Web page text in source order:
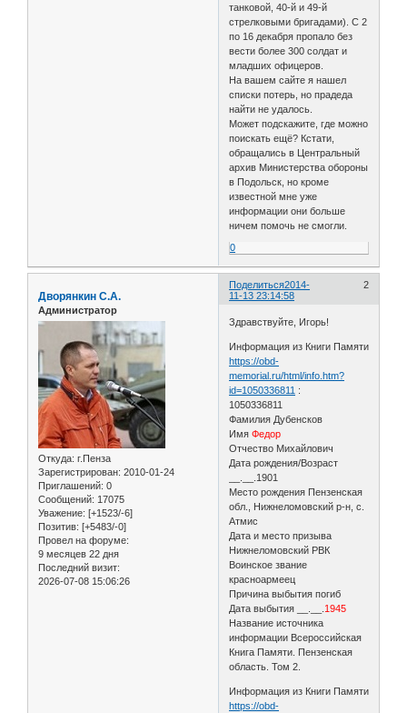
танковой, 40-й и 49-й
стрелковыми бригадами). С 2
по 16 декабря пропало без
вести более 300 солдат и
младших офицеров.
На вашем сайте я нашел
списки потерь, но прадеда
найти не удалось.
Может подскажите, где можно
поискать ещё? Кстати,
обращались в Центральный
архив Министерства обороны
в Подольск, но кроме
известной мне уже
информации они больше
ничем помочь не смогли.
0
Поделиться 2
2014-
11-13 23:14:58
Дворянкин С.А.
Администратор
Откуда: г.Пенза
Зарегистрирован: 2010-01-24
Приглашений: 0
Сообщений: 17075
Уважение: [+1523/-6]
Позитив: [+5483/-0]
Провел на форуме:
9 месяцев 22 дня
Последний визит:
2026-07-08 15:06:26
Здравствуйте, Игорь!
Информация из Книги Памяти
https://obd-
memorial.ru/html/info.htm?
id=1050336811 :
1050336811
Фамилия Дубенсков
ИмяФедор
Отчество Михайлович
Дата рождения/Возраст
__.__.1901
Место рождения Пензенская
обл., Нижнеломовский р-н, с.
Атмис
Дата и место призыва
Нижнеломовский РВК
Воинское звание
красноармеец
Причина выбытия погиб
Дата выбытия __.__. 1945
Название источника
информации Всероссийская
Книга Памяти. Пензенская
область. Том 2.
Информация из Книги Памяти
https://obd-